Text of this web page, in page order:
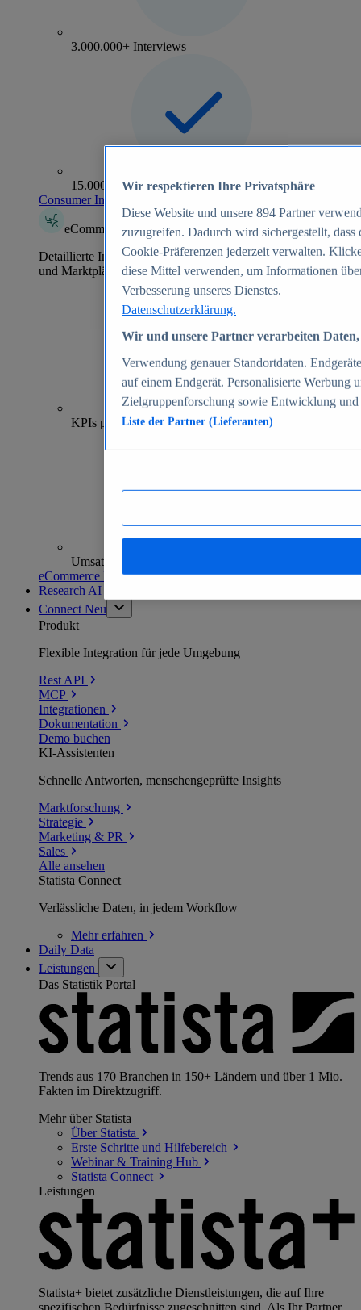
3.000.000+ Interviews
15.000+ Marken
Consumer Insights entdecken
eCommerce Insights
Detaillierte Informationen zu mehr als 39.000 Online-Shops
und Marktplätzen
70+
KPIs pro Shop
Umsatzanalysen und -prognosen
eCommerce Insights entdecken
Research AI
Connect Neu
Produkt
Flexible Integration für jede Umgebung
Rest API
MCP
Integrationen
Dokumentation
Demo buchen
KI-Assistenten
Schnelle Antworten, menschengeprüfte Insights
Marktforschung
Strategie
Marketing & PR
Sales
Alle ansehen
Statista Connect
Verlässliche Daten, in jedem Workflow
Mehrerfahren
Daily Data
Leistungen
Das Statistik Portal
Trends aus 170 Branchen in 150+ Ländern und über 1 Mio.
Fakten im Direktzugriff.
Mehr über Statista
Über Statista
Erste Schritte und Hilfebereich
Webinar & Training Hub
Statista Connect
Leistungen
Statista+ bietet zusätzliche Dienstleistungen, die auf Ihre
spezifischen Bedürfnisse zugeschnitten sind. Als Ihr Partner
Wir respektieren Ihre Privatsphäre
Diese Website und unsere 894 Partner
zuzugreifen. Dadurch wird sichergestellt,
Cookie-Präferenzen jederzeit verwalten.
diese Mittel verwenden, um Informationen
Verbesserung unseres Dienstes.
Datenschutzerklärung.
Wir und unsere Partner verarbeiten
Verwendung genauer Standortdaten.
auf einem Endgerät. Personalisierte Werbung
Zielgruppenforschung sowie Entwicklung
Liste der Partner (Lieferanten)